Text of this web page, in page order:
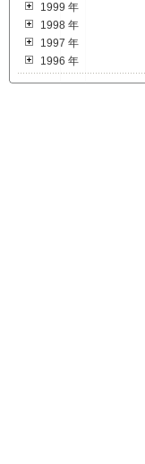
1999 年
1998 年
1997 年
1996 年